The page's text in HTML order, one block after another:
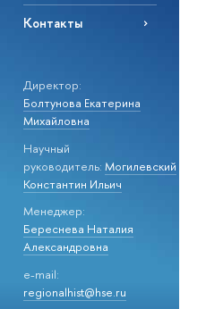
Контакты
Директор:
Болтунова Екатерина
Михайловна
Научный
руководитель: Могилевский
Константин Ильич
Менеджер:
Береснева Наталия
Александровна
e-mail:
regionalhist@hse.ru